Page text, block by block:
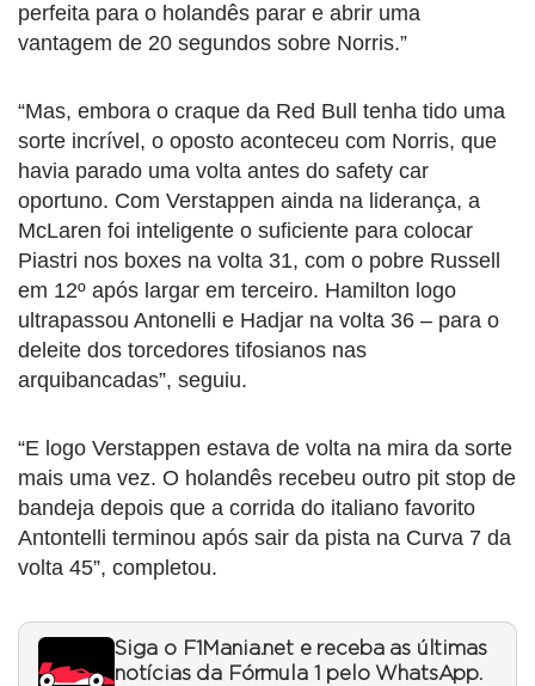
perfeita para o holandês parar e abrir uma
vantagem de 20 segundos sobre Norris.”
“Mas, embora o craque da Red Bull tenha tido uma
sorte incrível, o oposto aconteceu com Norris, que
havia parado uma volta antes do safety car
oportuno. Com Verstappen ainda na liderança, a
McLaren foi inteligente o suficiente para colocar
Piastri nos boxes na volta 31, com o pobre Russell
em 12º após largar em terceiro. Hamilton logo
ultrapassou Antonelli e Hadjar na volta 36 – para o
deleite dos torcedores tifosianos nas
arquibancadas”, seguiu.
“E logo Verstappen estava de volta na mira da sorte
mais uma vez. O holandês recebeu outro pit stop de
bandeja depois que a corrida do italiano favorito
Antontelli terminou após sair da pista na Curva 7 da
volta 45”, completou.
Siga o F1Mania.net e receba as últimas
notícias da Fórmula 1 pelo WhatsApp.